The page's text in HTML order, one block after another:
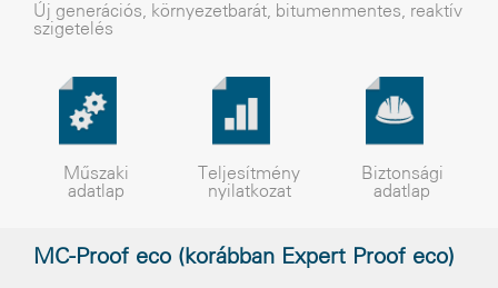
Új generációs, környezetbarát, bitumenmentes, reaktív
szigetelés
Műszaki
adatlap
Teljesítmény
nyilatkozat
Biztonsági
adatlap
MC-Proof eco (korábban Expert Proof eco)